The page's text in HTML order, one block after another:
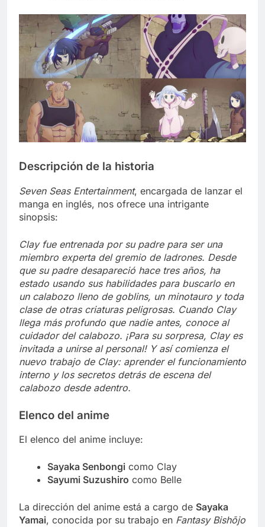
Descripción de la historia
Seven Seas Entertainment, encargada de lanzar el
manga en inglés, nos ofrece una intrigante
sinopsis:
Clay fue entrenada por su padre para ser una
miembro experta del gremio de ladrones. Desde
que su padre desapareció hace tres años, ha
estado usando sus habilidades para buscarlo en
un calabozo lleno de goblins, un minotauro y toda
clase de otras criaturas peligrosas. Cuando Clay
llega más profundo que nadie antes, conoce al
cuidador del calabozo. ¡Para su sorpresa, Clay es
invitada a unirse al personal! Y así comienza el
nuevo trabajo de Clay: aprender el funcionamiento
interno y los secretos detrás de escena del
calabozo desde adentro.
Elenco del anime
El elenco del anime incluye:
Sayaka Senbongi como Clay
Sayumi Suzushiro como Belle
La dirección del anime está a cargo de Sayaka
Yamai, conocida por su trabajo en Fantasy Bishōjo